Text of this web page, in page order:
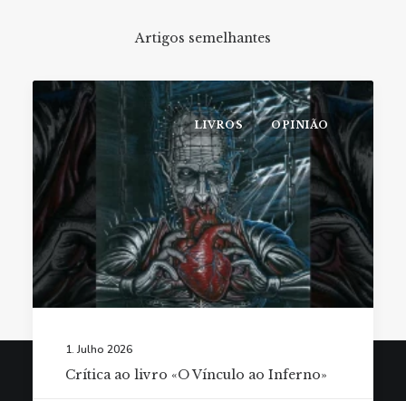
Artigos semelhantes
LIVROS OPINIÃO
1. Julho 2026
Crítica ao livro «O Vínculo ao Inferno»